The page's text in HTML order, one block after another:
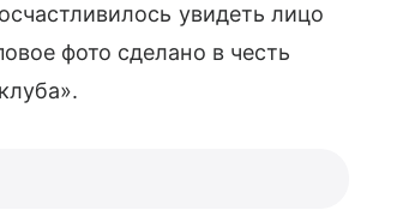
увидеть лицо
фото сделано в честь